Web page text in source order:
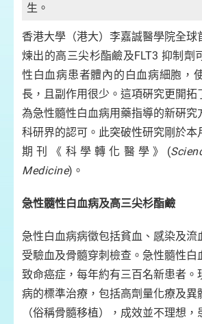
生。
香港大學（港大）李嘉誠醫學院全球
煉出的高三尖杉酯鹼及FLT3 抑制劑
性白血病患者體內的白血病細胞，
長，且副作用很少。這項硏究更開拓
為急性髓性白血病用藥指導的新硏究
科研界的認可。此突破性研究剛於本
期刊《科學轉化醫學》(S
Medicine)。
急性髓性白血病及高三尖杉酯鹼
急性白血病病徵包括貧血、感染及流
受驗血及骨髓穿刺檢查。急性髓性白
致命癌症，每年約有三百名新患者。
病的標準治療，包括高劑量化療及異
（俗稱骨髓移植），成效並不理想